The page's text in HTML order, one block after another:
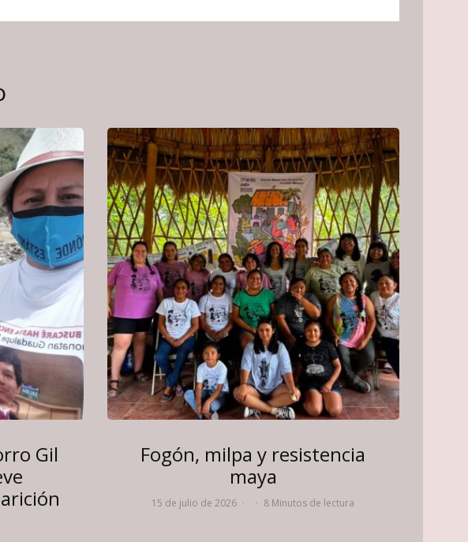
Gil
Fogón, milpa y resistencia
maya
15 de julio de 2026 · · 8 Minutos de lectura